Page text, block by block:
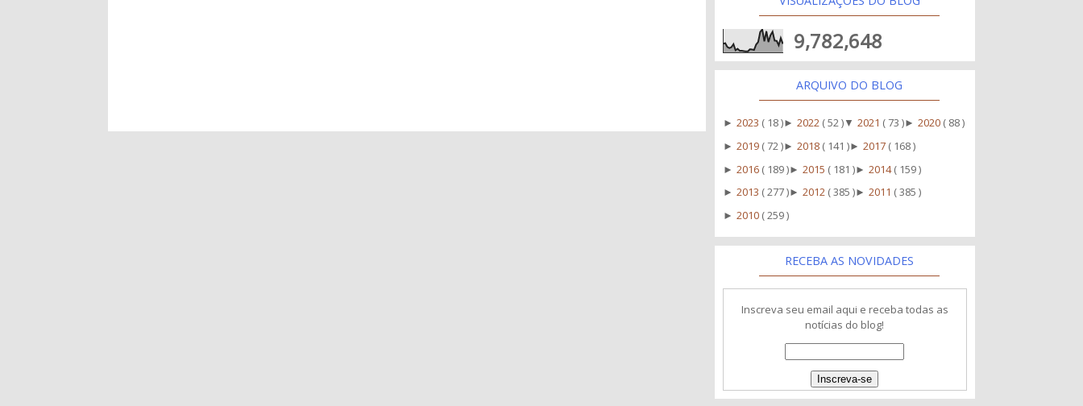
9,782,648
ARQUIVO DO BLOG
►2023 ( 18 )►2022 ( 52 ) ▼2021 ( 73 )►2020 ( 88 )
►2019 ( 72 )►2018 ( 141 )►2017 ( 168 )
►2016 ( 189 )►2015 ( 181 )►2014( 159 )
►2013 ( 277 )►2012 ( 385 )►2011 ( 385 )
►2010 ( 259 )
RECEBA AS NOVIDADES
Inscreva seu email aqui e receba todas as
notícias do blog!